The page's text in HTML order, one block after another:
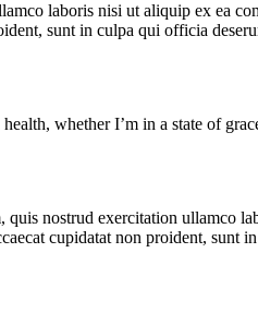
laboris nisi ut aliquip ex ea
sunt in culpa qui officia
whether I’m in a state of
quis nostrud exercitation ullamco
cupidatat non proident, sunt